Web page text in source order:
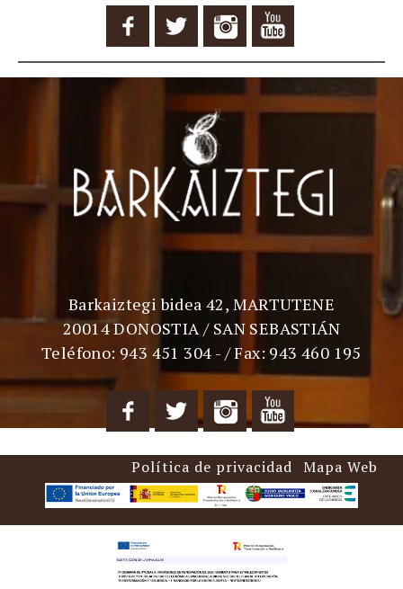
Barkaiztegi bidea 42, MARTUTENE
20014 DONOSTIA / SAN SEBASTIÁN
Teléfono: 943 451 304 - / Fax: 943 460 195
Política de privacidad Mapa Web